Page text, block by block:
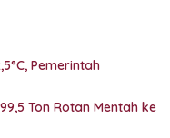
Pemerintah
Ton Rotan Mentah ke